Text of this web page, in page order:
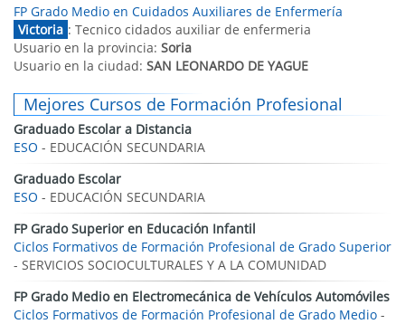
FP Grado Medio en Cuidados Auxiliares de Enfermería
Victoria : Tecnico cidados auxiliar de enfermeria
Usuario en la provincia: Soria
Usuario en la ciudad: SAN LEONARDO DE YAGUE
Mejores Cursos de Formación Profesional
Graduado Escolar a Distancia
ESO - EDUCACIÓN SECUNDARIA
Graduado Escolar
ESO - EDUCACIÓN SECUNDARIA
FP Grado Superior en Educación Infantil
Ciclos Formativos de Formación Profesional de Grado Superior
- SERVICIOS SOCIOCULTURALES Y A LA COMUNIDAD
FP Grado Medio en Electromecánica de Vehículos Automóviles
Ciclos Formativos de Formación Profesional de Grado Medio -